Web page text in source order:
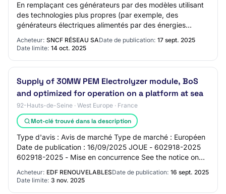
En remplaçant ces générateurs par des modèles utilisant
des technologies plus propres (par exemple, des
générateurs électriques alimentés par des énergies
renouvelables, ou des générateurs à hydrogèn…
Acheteur: SNCF RÉSEAU SADate de publication: 17 sept. 2025
Date limite: 14 oct. 2025
Supply of 30MW PEM Electrolyzer module, BoS
and optimized for operation on a platform at sea
92-Hauts-de-Seine · West Europe · France
Mot-clé trouvé dans la description
Type d'avis : Avis de marché Type de marché : Européen
Date de publication : 16/09/2025 JOUE - 602918-2025
602918-2025 - Mise en concurrence See the notice on
Acheteur: EDF RENOUVELABLESDate de publication: 16 sept. 2025
Date limite: 3 nov. 2025